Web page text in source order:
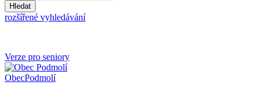
Hledat
rozšířené vyhledávání
Verze pro seniory
ObecPodmolí